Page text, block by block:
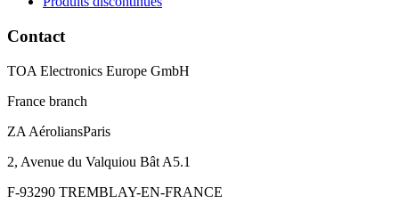
Contact
TOA Electronics Europe GmbH
France branch
ZA AéroliansParis
2, Avenue du Valquiou Bât A5.1
F-93290 TREMBLAY-EN-FRANCE